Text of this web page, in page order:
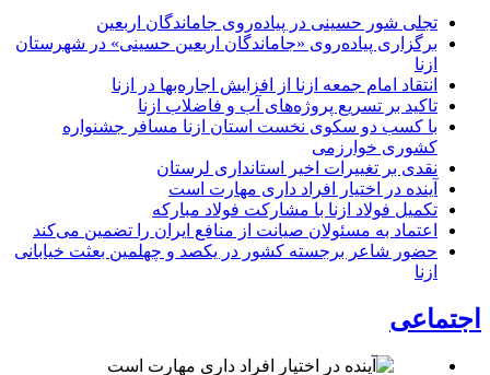
تجلی شور حسینی در پیاده‌روی جاماندگان اربعین
برگزاری پیاده‌روی «جاماندگان اربعین حسینی» در شهرستان
ازنا
انتقاد امام جمعه ازنا از افزایش اجاره‌بها در ازنا
تاکید بر تسریع پروژه‌های آب و فاضلاب ازنا
با کسب دو سکوی نخست استان ازنا مسافر جشنواره
کشوری خوارزمی
نقدی بر تغییرات اخیر استانداری لرستان
آینده در اختیار افراد داری مهارت است
تکمیل فولاد ازنا با مشارکت فولاد مبارکه
اعتماد به مسئولان صیانت از منافع ایران را تضمین می‌کند
حضور شاعر برجسته کشور در یکصد و چهلمین بعثت خیابانی
ازنا
اجتماعی